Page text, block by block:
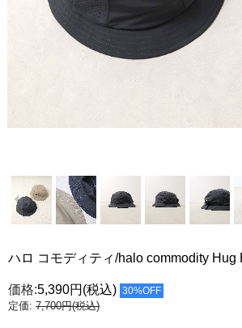
ハロ コモディティ/halo commodity Hug
価格:5,390円 (税込) 30%OFF
定価: 7,700円(税込)